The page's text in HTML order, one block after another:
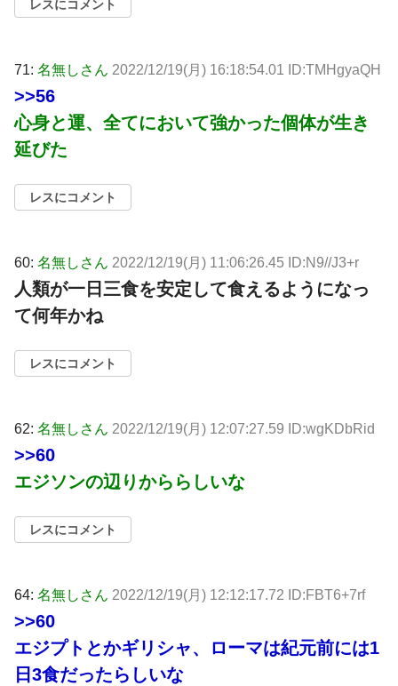
レスにコメント
71: 名無しさん 2022/12/19(月) 16:18:54.01 ID:TMHgyaQH
>>56
心身と運、全てにおいて強かった個体が生き
延びた
レスにコメント
60: 名無しさん 2022/12/19(月) 11:06:26.45 ID:N9//J3+r
人類が一日三食を安定して食えるようになっ
て何年かね
レスにコメント
62: 名無しさん 2022/12/19(月) 12:07:27.59 ID:wgKDbRid
>>60
エジソンの辺りかららしいな
レスにコメント
64: 名無しさん 2022/12/19(月) 12:12:17.72 ID:FBT6+7rf
>>60
エジプトとかギリシャ、ローマは紀元前には1
日3食だったらしいな